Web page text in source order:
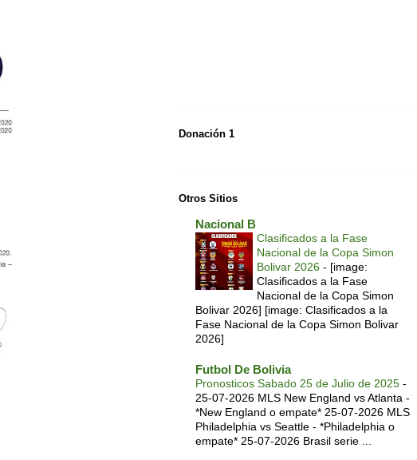
Donación 1
Otros Sitios
Nacional B
Clasificados a la Fase
Nacional de la Copa Simon
Bolivar 2026 - [image:
Clasificados a la Fase
Nacional de la Copa Simon
Bolivar 2026] [image: Clasificados a la
Fase Nacional de la Copa Simon Bolivar
2026]
Futbol De Bolivia
Pronosticos Sabado 25 de Julio de 2025 -
25-07-2026 MLS New England vs Atlanta -
*New England o empate* 25-07-2026 MLS
Philadelphia vs Seattle - *Philadelphia o
empate* 25-07-2026 Brasil serie ...